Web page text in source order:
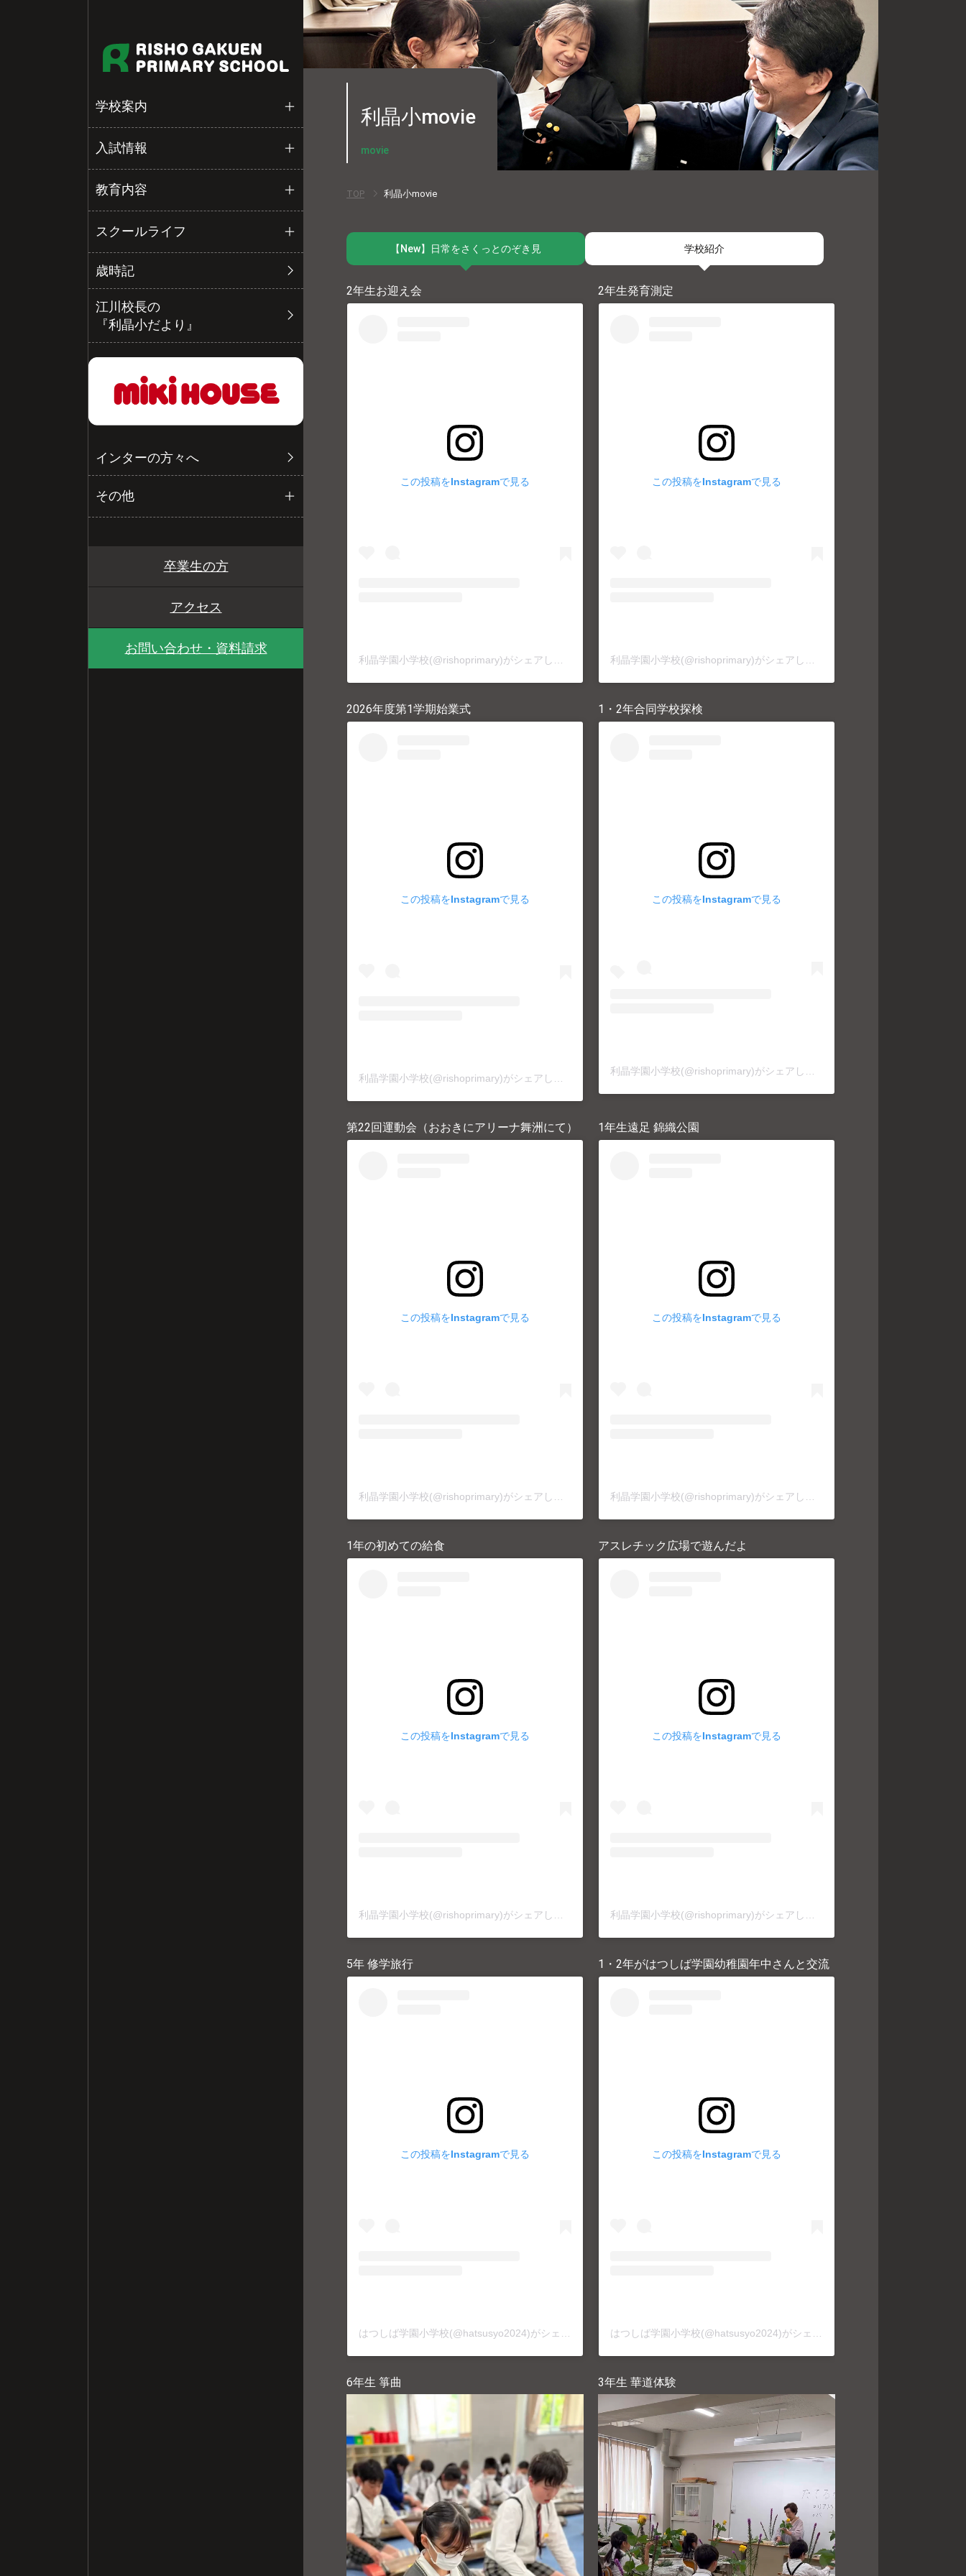
学校案内
入試情報
教育内容
スクールライフ
歳時記
江川校長の
『利晶小だより』
インターの方々へ
その他
卒業生の方
アクセス
お問い合わせ・資料請求
利晶小movie
movie
TOP 利晶小movie
【New】 日常をさくっとのぞき見
2年生お迎え会
この投稿をInstagramで見る
2年生発育測定
この投稿をInstagramで見る
2026年度第1学期始業式
この投稿をInstagramで見る
1・2年合同学校探検
この投稿をInstagramで見る
利晶学園小学校(@rishoprimary)がシェアした投稿
第22回運動会（おおきにアリーナ舞洲にて）
この投稿をInstagramで見る
1年生遠足 錦織公園
この投稿をInstagramで見る
1年の初めての給食
この投稿をInstagramで見る
アスレチック広場で遊んだよ
この投稿をInstagramで見る
5年 修学旅行
この投稿をInstagramで見る
1・2年がはつしば学園幼稚園年中さんと交流
この投稿をInstagramで見る
6年生 箏曲 3年生 華道体験
学校紹介